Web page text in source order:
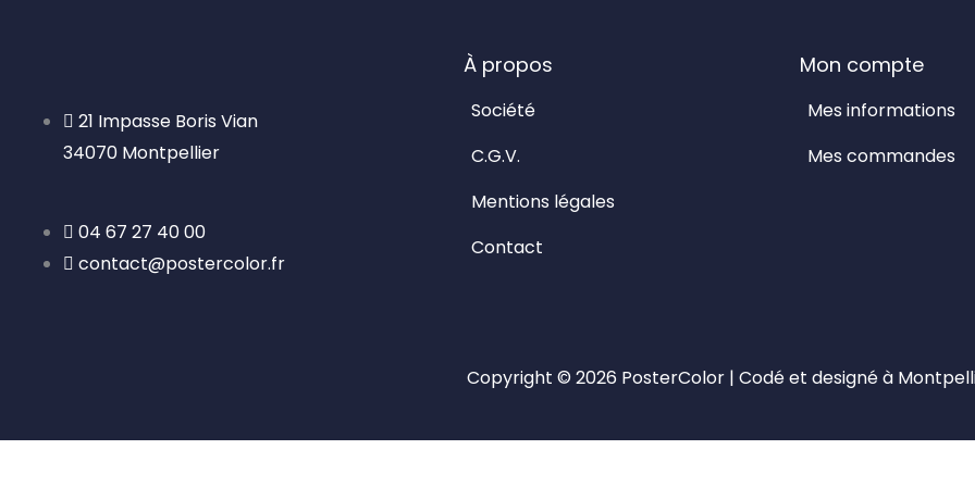
21 Impasse Boris Vian
34070 Montpellier
04 67 27 40 00
contact@postercolor.fr
À propos
Société
C.G.V.
Mentions légales
Contact
Mon compte
Mes informations
Mes commandes
Copyright © 2026 PosterColor | Codé et designé à